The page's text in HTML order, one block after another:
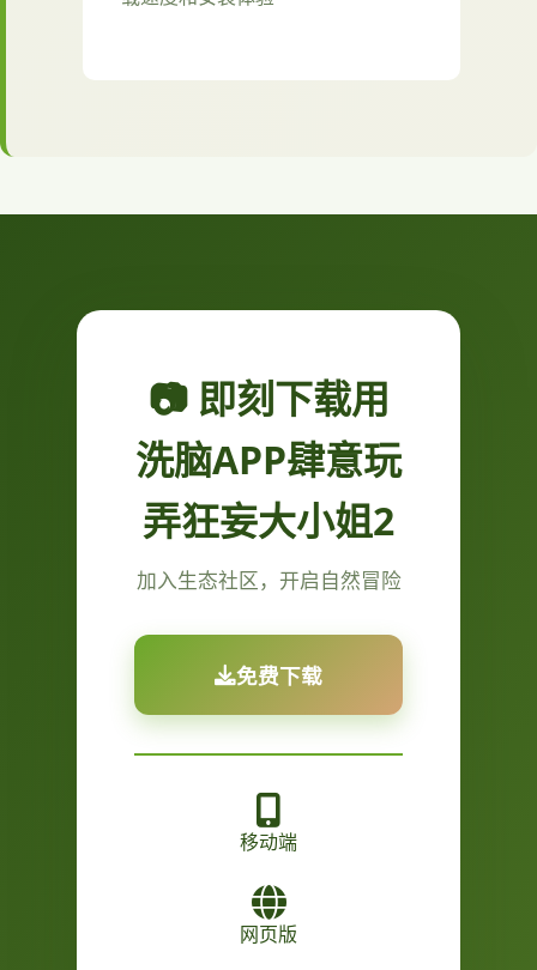
📷 即刻下载用
洗脑APP肆意玩
弄狂妄大小姐2
加入生态社区，开启自然冒险
免费下载
移动端
网页版